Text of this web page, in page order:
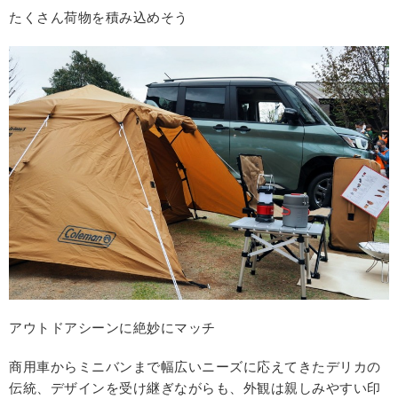
たくさん荷物を積み込めそう
アウトドアシーンに絶妙にマッチ
商用車からミニバンまで幅広いニーズに応えてきたデリカの
伝統、デザインを受け継ぎながらも、外観は親しみやすい印